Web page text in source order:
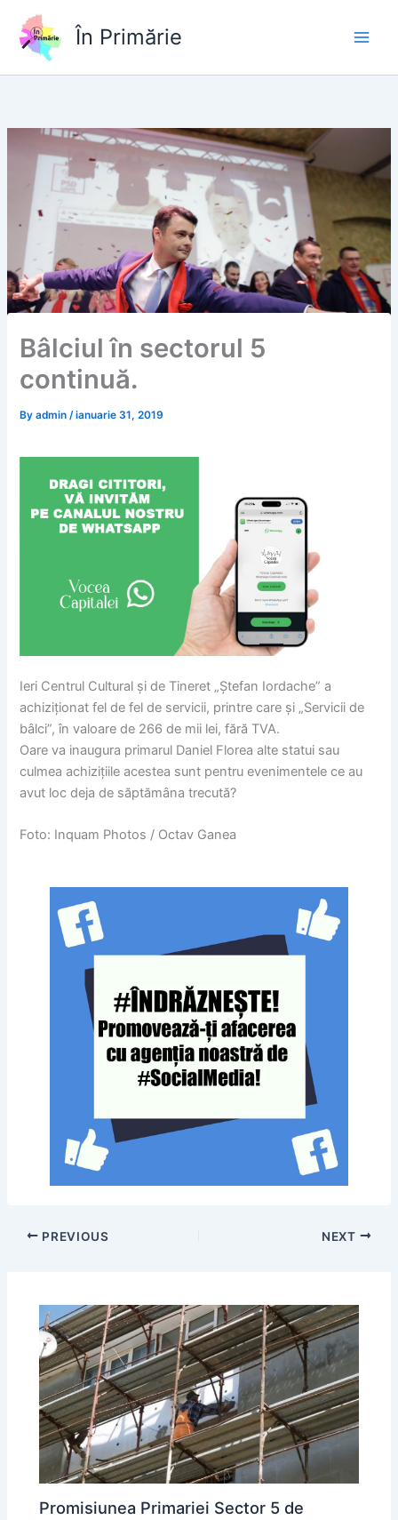
content
În Primărie
Bâlciul în sectorul 5
continuă.
Byadmin /ianuarie 31, 2019
Ieri Centrul Cultural și de Tineret „Ștefan Iordache” a
achiziționat fel de fel de servicii, printre care și „Servicii de
bâlci”, în valoare de 266 de mii lei, fără TVA.
Oare va inaugura primarul Daniel Florea alte statui sau
culmea achizițiile acestea sunt pentru evenimentele ce au
avut loc deja de săptămâna trecută?
Foto: Inquam Photos / Octav Ganea
PREVIOUS NEXT
Promisiunea Primariei Sector 5 de